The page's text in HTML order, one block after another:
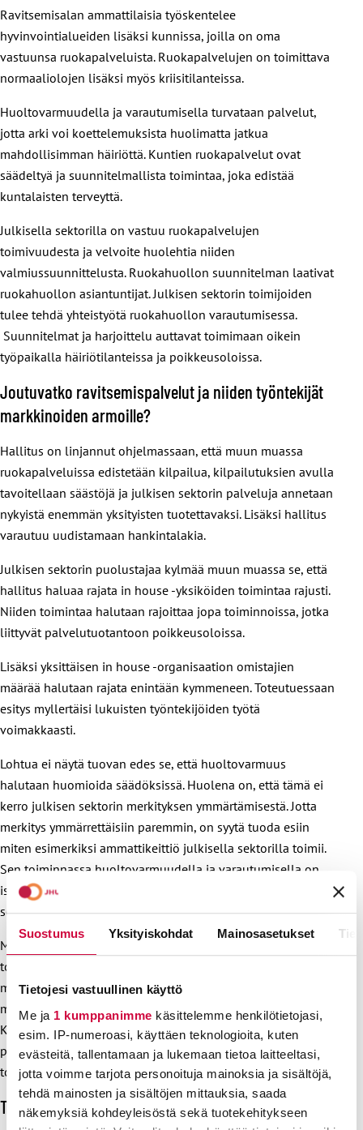
Suostumus Yksityiskohdat Mainosasetukset
Tietojesi vastuullinen käyttö
Me ja 1 kumppanimme käsittelemme henkilötietojasi,
esim. IP-numeroasi, käyttäen teknologioita, kuten
evästeitä, tallentamaan ja lukemaan tietoa laitteeltasi,
jotta voimme tarjota personoituja mainoksia ja sisältöjä,
tehdä mainosten ja sisältöjen mittauksia, saada
näkemyksiä kohdeyleisöstä sekä tuotekehitykseen
Ravitsemisalan ammattilaisia työskentelee
hyvinvointialueiden lisäksi kunnissa, joilla on oma
vastuunsa ruokapalveluista. Ruokapalvelujen on toimittava
normaaliolojen lisäksi myös kriisitilanteissa.
Huoltovarmuudella ja varautumisella turvataan palvelut,
jotta arki voi koettelemuksista huolimatta jatkua
mahdollisimman häiriöttä. Kuntien ruokapalvelut ovat
säädeltyä ja suunnitelmallista toimintaa, joka edistää
kuntalaisten terveyttä.
Julkisella sektorilla on vastuu ruokapalvelujen
toimivuudesta ja velvoite huolehtia niiden
valmiussuunnittelusta. Ruokahuollon suunnitelman laativat
ruokahuollon asiantuntijat. Julkisen sektorin toimijoiden
tulee tehdä yhteistyötä ruokahuollon varautumisessa.
Suunnitelmat ja harjoittelu auttavat toimimaan oikein
työpaikalla häiriötilanteissa ja poikkeusoloissa.
Joutuvatko ravitsemispalvelut ja niiden työntekijät
markkinoiden armoille?
Hallitus on linjannut ohjelmassaan, että muun muassa
ruokapalveluissa edistetään kilpailua, kilpailutuksien avulla
tavoitellaan säästöjä ja julkisen sektorin palveluja annetaan
nykyistä enemmän yksityisten tuotettavaksi. Lisäksi hallitus
varautuu uudistamaan hankintalakia.
Julkisen sektorin puolustajaa kylmää muun muassa se, että
hallitus haluaa rajata in house -yksiköiden toimintaa rajusti.
Niiden toimintaa halutaan rajoittaa jopa toiminnoissa, jotka
liittyvät palvelutuotantoon poikkeusoloissa.
Lisäksi yksittäisen in house -organisaation omistajien
määrää halutaan rajata enintään kymmeneen. Toteutuessaan
esitys myllertäisi lukuisten työntekijöiden työtä
voimakkaasti.
Lohtua ei näytä tuovan edes se, että huoltovarmuus
halutaan huomioida säädöksissä. Huolena on, että tämä ei
kerro julkisen sektorin merkityksen ymmärtämisestä. Jotta
merkitys ymmärrettäisiin paremmin, on syytä tuoda esiin
miten esimerkiksi ammattikeittiö julkisella sektorilla toimii.
Sen toiminnassa huoltovarmuudella ja varautumisella on
iso merkitys. Julkinen sektori toimii myös häiriötilanteissa, ja
se on sen suuri vahvuus.
Myös yksityinen sektori osallistuu huoltovarmuuden
toteuttamiseen. Se voi täydentää julkisen sektorin toimintaa,
mutta ei korvata sitä. Markkinoilla toimivassa yhtiössä on
myös riskinä, että yhtiö ei menesty kilpailutuksessa.
Kilpailutus on raskas prosessi, joka ei pääty siihen, että
palvelujen tuottaja on valittu. Myös sopimuksen
toteutumista ja kumppanin toimintaa on valvottava.
Töitä tukipalvelujen ammattilaisten hyväksi